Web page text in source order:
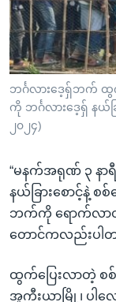
ဘင်္ဂလားဒေ့ရှ်ဘက် ထွက်
ကို ဘင်္ဂလားဒေ့ရှ် နယ်ခ
၂၀၂၄)
“မနက်အရုဏ် ၃ နာ
နယ်ခြားစောင့်နဲ့ စ
ဘက်ကို ရောက်လာ
တောင်ကလည်းပါတ
ထွက်ပြေးလာတဲ့ စ
အူကီးယာမြို့၊ ပါလ